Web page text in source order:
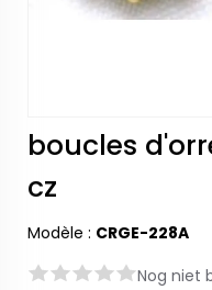
boucles
cz
Modèle : CRGE-228A
Nog niet